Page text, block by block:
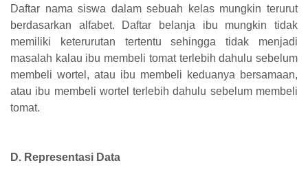
Daftar nama siswa dalam sebuah kelas mungkin terurut
berdasarkan alfabet. Daftar belanja ibu mungkin tidak
memiliki keterurutan tertentu sehingga tidak menjadi
masalah kalau ibu membeli tomat terlebih dahulu sebelum
membeli wortel, atau ibu membeli keduanya bersamaan,
atau ibu membeli wortel terlebih dahulu sebelum membeli
tomat.
D. Representasi Data